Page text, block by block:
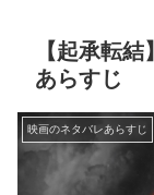
【起承転
あらすじ
映画のネタバレあらすじ